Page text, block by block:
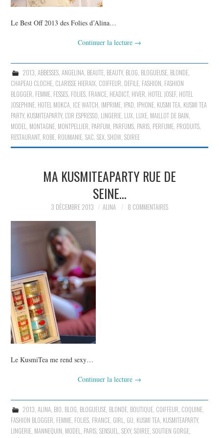
Le Best Off 2013 des Folies d’Alina…
Continuer la lecture →
2013 ABBESSES, ANGELINA, BEAUTE, BEAUTY, BLOG BLOGUEUSE, BLONDE,
CHAPEAU CLOCHE CLARISSE HIERAIX COIFFEUR DEFILE FASHION FASHION
BLOGGER FEMME FESSES FOLIES FRANCE HEADICT, HIVER HOTEL JOSEF, HOTEL
JOSEPHINE HOTEL MOKCA ICE WATCH IMPRIME IPAD IPHONE KUSMI TEA KUSMI TEA
PARTY, KUSMITEAPARTY, L'OR ESPRESSO LINGERIE LUX LUXE MAILLOT DE BAIN
MODEL MONTAGNE MONTPELLIER PARFUM PARFUMS PARIS PERFUME PRODUITS
RESTAURANT, ROBE ROUMANIE ,SAC ,SEX ,SHOW ,SOIREE
MA KUSMITEAPARTY RUE DE
SEINE…
3 DÉCEMBRE 2013 ALINA 8 COMMENTAIRES
Le KusmiTea me rend sexy…
Continuer la lecture →
2013, ALINA, BIO, BLOG, BLOGUEUSE, BLONDE, BOUTIQUE, COIFFEUR, COQUINE,
FASHION BLOGGER, FEMME, FOLIES, FRANCE, GIRL, GU, KUSMI TEA, KUSMITEAPARTY,
LINGERIE, MANNEQUIN, MODEL, PARIS,SENSUEL,SEXY,SOIREE,SOUTIEN GORGE,